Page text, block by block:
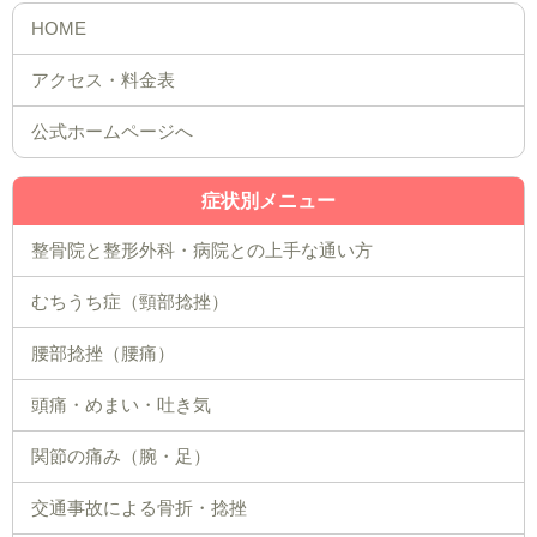
公式ホームページへ
症状別メニュー
整骨院と整形外科・病院との上手な通い方
むちうち症（頸部捻挫）
腰部捻挫（腰痛）
頭痛・めまい・吐き気
関節の痛み（腕・足）
交通事故による骨折・捻挫